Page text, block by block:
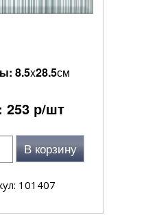
8.5x28.5см
253 р/шт
В корзину
101407